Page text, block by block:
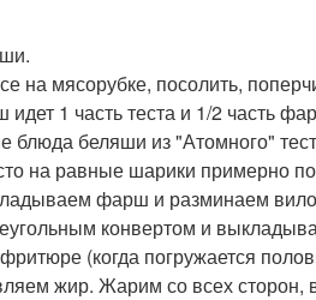
на мясорубке, посолить,
1 часть теста и 1/2 часть
блюда беляши из "Атомного"
на равные шарики примерно
фарш и разминаем
конвертом и
(когда погружается
жир. Жарим со всех сторон,